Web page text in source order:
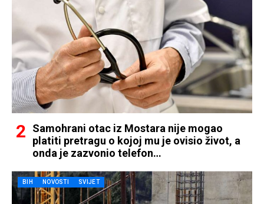
Samohrani otac iz Mostara nije mogao
platiti pretragu o kojoj mu je ovisio život, a
onda je zazvonio telefon…
BIH NOVOSTI SVIJET